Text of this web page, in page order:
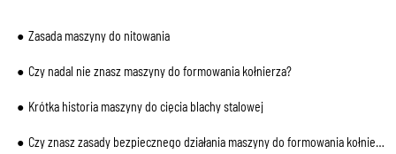
Zasada maszyny do nitowania
Czy nadal nie znasz maszyny do formowania kołnierza?
Krótka historia maszyny do cięcia blachy stalowej
Czy znasz zasady bezpiecznego działania maszyny do formowania kołnierzy TDF, które zostały wskazane